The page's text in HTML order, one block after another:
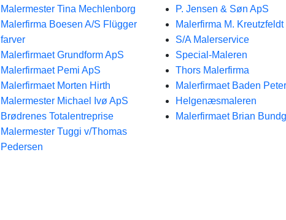
Malermester Tina Mechlenborg
Malerfirma Boesen A/S Flügger
farver
Malerfirmaet Grundform ApS
Malerfirmaet Pemi ApS
Malerfirmaet Morten Hirth
Malermester Michael Ivø ApS
Brødrenes Totalentreprise
Malermester Tuggi v/Thomas
Pedersen
P. Jensen & Søn ApS
Malerfirma M. Kreutzfeldt
S/A Malerservice
Special-Maleren
Thors Malerfirma
Malerfirmaet Baden
Helgenæsmaleren
Malerfirmaet Brian